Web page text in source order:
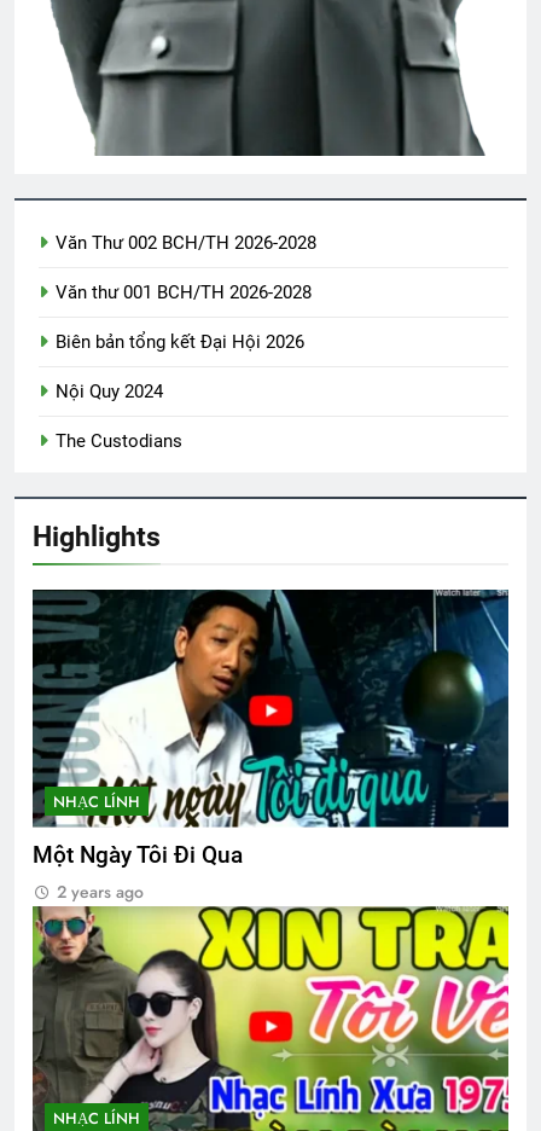
2 Years Ago
CSVSQ Nguyễn Văn Hải K20
2 Years Ago
2 Years Ago
TẾT, LẠI NHỚ SAIGON
3 Years Ago
BÀI CA “GIÁO DỤC CÔNG DÂN” (Lỗ
Tấn)
3 Years Ago
Phân Ưu GS.VHV NGUYỄN VĂN THÙY
2 Years Ago
Ca Khúc Mừng Xuân
2 Years Ago
NGƯỜI ĐẸP
3 Years Ago
Văn Thư 002 BCH/TH 2026-2028
Văn thư 001 BCH/TH 2026-2028
Biên bản tổng kết Đại Hội 2026
Nội Quy 2024
The Custodians
Highlights
NHẠC LÍNH
Một Ngày Tôi Đi Qua
2 years ago
NHẠC LÍNH